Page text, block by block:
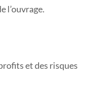
l’ouvrage.
et des risques